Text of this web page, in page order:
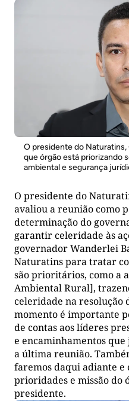
O presidente do Naturatins,
que órgão está priorizando
ambiental e segurança
O presidente do
avaliou a reunião como
determinação do
garantir celeridade às
governador Wanderlei
Naturatins para tratar
são prioritários, como a
Ambiental Rural],
celeridade na resolução
momento é importante
de contas aos líderes
e encaminhamentos
a última reunião.
faremos daqui adiante e
prioridades e missão do
presidente.